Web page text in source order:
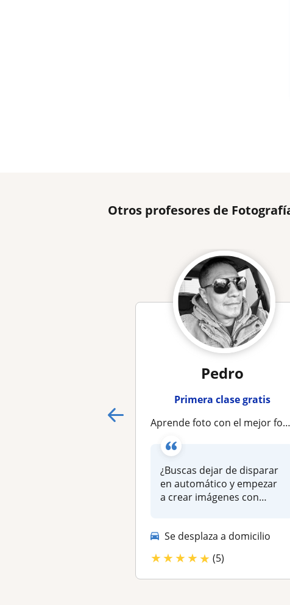
Otros profesores de
Pedro
Primera clase gratis
Aprende foto con el mejor fotografo documentalista en línea que puedas encontrar
¿Buscas dejar de disparar
en automático y empezar
a crear imágenes con
Se desplaza a domicilio
★★★★★ (5)